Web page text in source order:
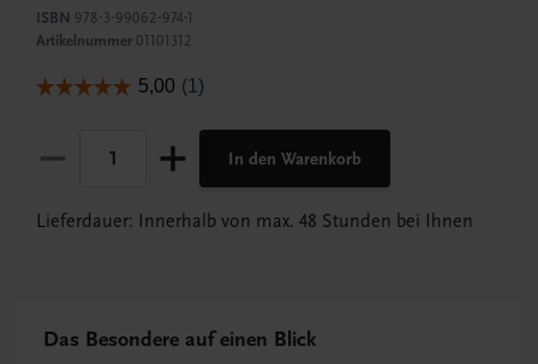
ISBN 978-3-99062-974-1
Artikelnummer 01101312
In den Warenkorb
Lieferdauer: Innerhalb von max. 48 Stunden bei Ihnen
Das Besondere auf einen Blick